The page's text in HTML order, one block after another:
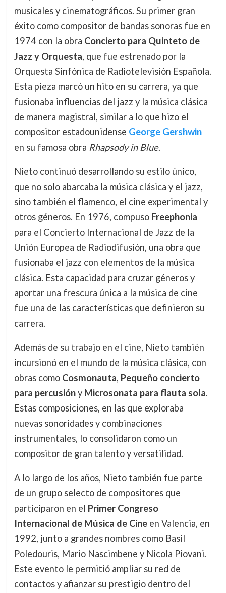
musicales y cinematográficos. Su primer gran
éxito como compositor de bandas sonoras fue en
1974 con la obra Concierto para Quinteto de
Jazz y Orquesta, que fue estrenado por la
Orquesta Sinfónica de Radiotelevisión Española.
Esta pieza marcó un hito en su carrera, ya que
fusionaba influencias del jazz y la música clásica
de manera magistral, similar a lo que hizo el
compositor estadounidense George Gershwin
en su famosa obra Rhapsody in Blue.
Nieto continuó desarrollando su estilo único,
que no solo abarcaba la música clásica y el jazz,
sino también el flamenco, el cine experimental y
otros géneros. En 1976, compuso Freephonia
para el Concierto Internacional de Jazz de la
Unión Europea de Radiodifusión, una obra que
fusionaba el jazz con elementos de la música
clásica. Esta capacidad para cruzar géneros y
aportar una frescura única a la música de cine
fue una de las características que definieron su
carrera.
Además de su trabajo en el cine, Nieto también
incursionó en el mundo de la música clásica, con
obras como Cosmonauta, Pequeño concierto
para percusióny Microsonata para flauta sola.
Estas composiciones, en las que exploraba
nuevas sonoridades y combinaciones
instrumentales, lo consolidaron como un
compositor de gran talento y versatilidad.
A lo largo de los años, Nieto también fue parte
de un grupo selecto de compositores que
participaron en el Primer Congreso
Internacional de Música de Cineen Valencia, en
1992, junto a grandes nombres como Basil
Poledouris, Mario Nascimbene y Nicola Piovani.
Este evento le permitió ampliar su red de
contactos y afianzar su prestigio dentro del